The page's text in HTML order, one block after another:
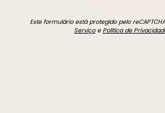
Este formulário está protegido pelo
ServiçoePolítica de